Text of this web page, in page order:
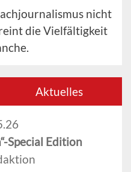
nicht
die Vielfältigkeit
Aktuelles
Special Edition